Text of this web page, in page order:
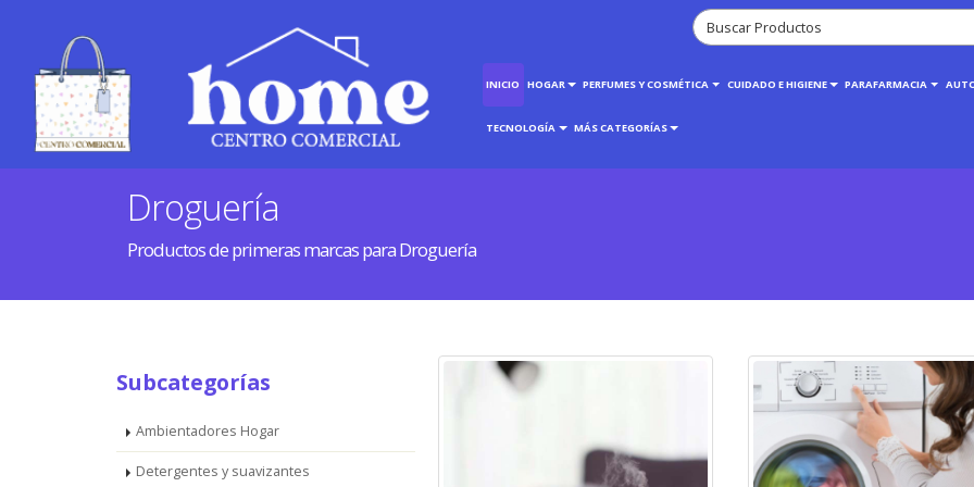
INICIO HOGAR PERFUMES Y COSMÉTICA CUIDADO E HIGIENE PARAFARMACIA
TECNOLOGÍA MÁS CATEGORÍAS
Droguería
Productos de primeras marcas para Droguería
Subcategorías
Ambientadores Hogar
Detergentes y suavizantes